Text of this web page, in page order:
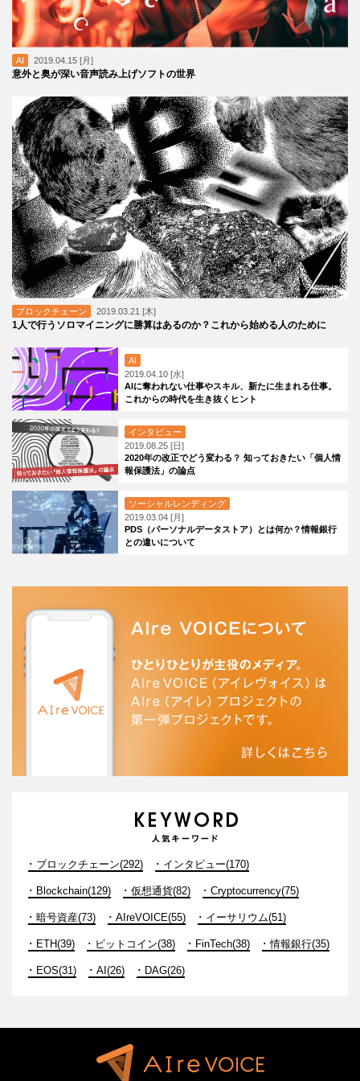
AI 2019.04.15 [月]
意外と奥が深い音声読み上げソフトの世界
ブロックチェーン 2019.03.21 [木]
1人で行うソロマイニングに勝算はあるのか？これから始める人のために
AI
2019.04.10 [水]
AIに奪われない仕事やスキル、新たに生まれる仕事。
これからの時代を生き抜くヒント
インタビュー
2019.08.25 [日]
2020年の改正でどう変わる？ 知っておきたい「個人情
報保護法」の論点
ソーシャルレンディング
2019.03.04 [月]
PDS（パーソナルデータストア）とは何か？情報銀行
との違いについて
ブロックチェーン(292) インタビュー(170)
Blockchain(129) 仮想通貨(82) Cryptocurrency(75)
暗号資産(73) AIreVOICE(55) イーサリウム(51)
ETH(39) ビットコイン(38) FinTech(38) 情報銀行(35)
EOS(31) AI(26) DAG(26)